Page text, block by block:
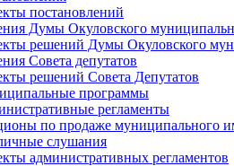
постановлений
Думы Окуловского
решений Думы Окуловского
Совета депутатов
решений Совета Депутатов
программы
регламенты
по продаже муниципального
слушания
административных регламентов